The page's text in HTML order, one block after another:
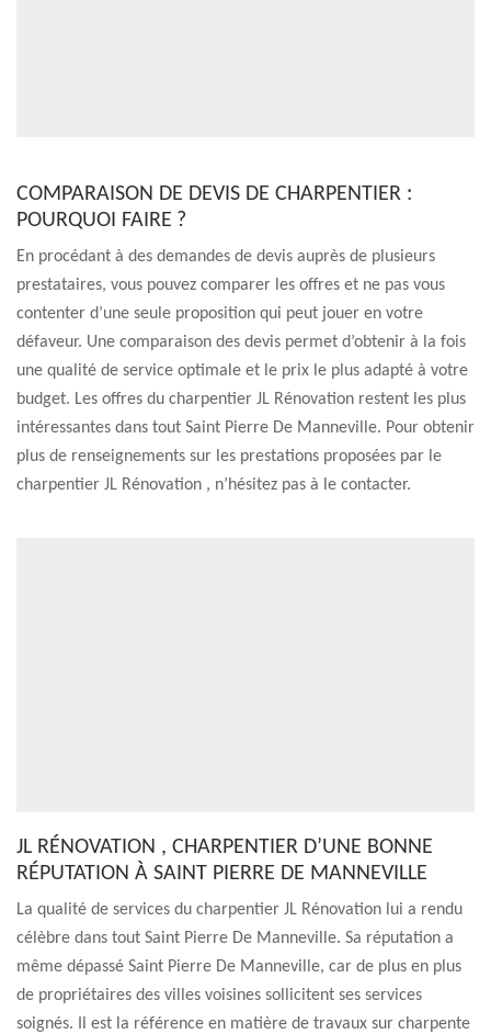
COMPARAISON DE DEVIS DE CHARPENTIER :
POURQUOI FAIRE ?
En procédant à des demandes de devis auprès de plusieurs
prestataires, vous pouvez comparer les offres et ne pas vous
contenter d’une seule proposition qui peut jouer en votre
défaveur. Une comparaison des devis permet d’obtenir à la fois
une qualité de service optimale et le prix le plus adapté à votre
budget. Les offres du charpentier JL Rénovation restent les plus
intéressantes dans tout Saint Pierre De Manneville. Pour obtenir
plus de renseignements sur les prestations proposées par le
charpentier JL Rénovation , n’hésitez pas à le contacter.
JL RÉNOVATION , CHARPENTIER D’UNE BONNE
RÉPUTATION À SAINT PIERRE DE MANNEVILLE
La qualité de services du charpentier JL Rénovation lui a rendu
célèbre dans tout Saint Pierre De Manneville. Sa réputation a
même dépassé Saint Pierre De Manneville, car de plus en plus
de propriétaires des villes voisines sollicitent ses services
soignés. Il est la référence en matière de travaux sur charpente